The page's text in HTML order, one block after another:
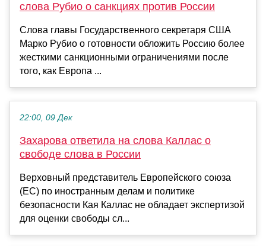
слова Рубио о санкциях против России
Слова главы Государственного секретаря США
Марко Рубио о готовности обложить Россию более
жесткими санкционными ограничениями после
того, как Европа ...
22:00, 09 Дек
Захарова ответила на слова Каллас о
свободе слова в России
Верховный представитель Европейского союза
(ЕС) по иностранным делам и политике
безопасности Кая Каллас не обладает экспертизой
для оценки свободы сл...